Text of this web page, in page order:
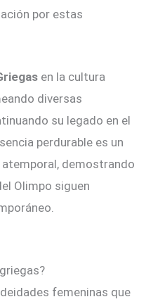
por estas
en la cultura
diversas
su legado en el
perdurable es un
demostrando
Olimpo siguen
femeninas que